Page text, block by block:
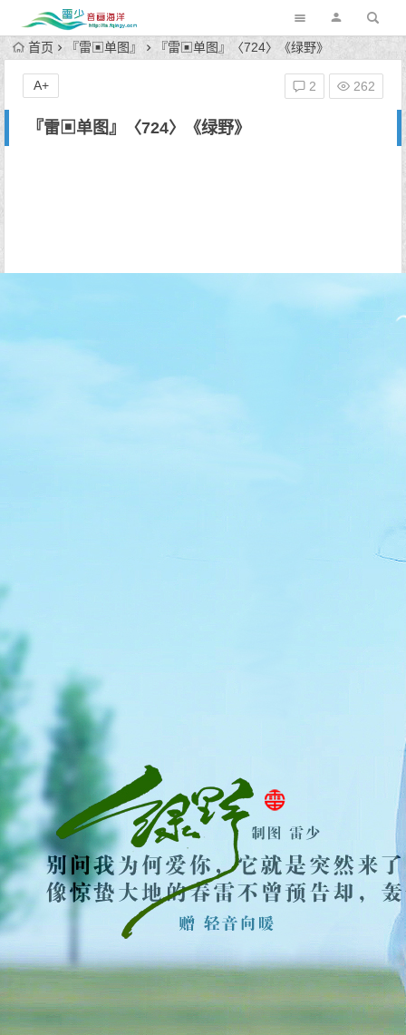
首页 『雷▣单图』 『雷▣单图』〈724〉《绿野》
『雷▣单图』〈724〉《绿野》
2 262
A+